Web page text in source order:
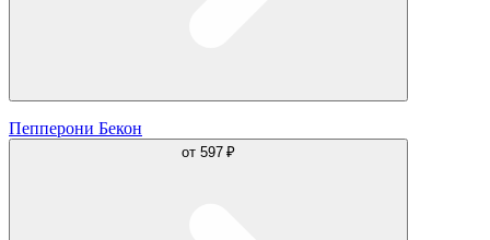
Пепперони Бекон
от 597 ₽